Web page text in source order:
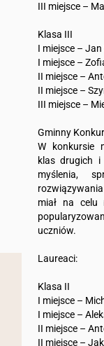
III miejsce –
Klasa III
I miejsce – Jan
I miejsce –
II miejsce –
II miejsce –
III miejsce –
Gminny
W konkursie
klas drugich i
myślenia,
miał na celu
uczniów.
Laureaci:
Klasa II
I miejsce –
I miejsce –
II miejsce –
II miejsce –